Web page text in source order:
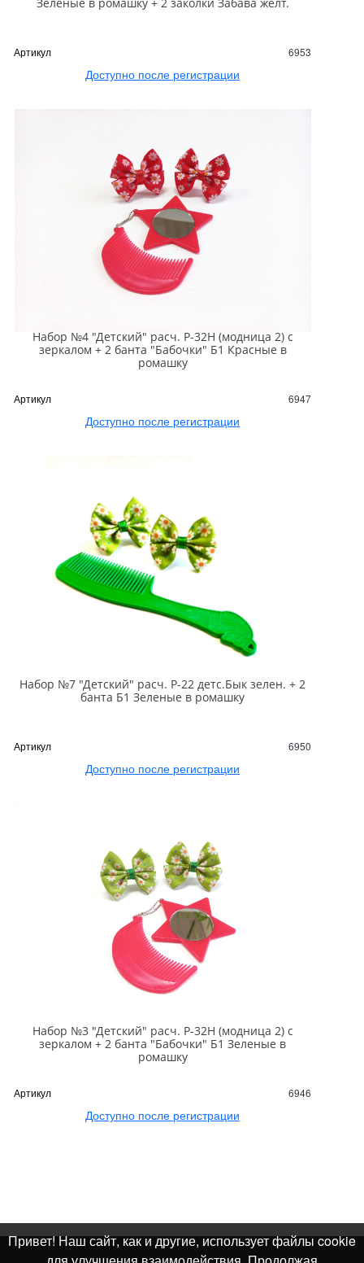
Артикул 6953
Доступно после регистрации
Набор №4 "Детский" расч. Р-32Н (модница 2) с
зеркалом + 2 банта "Бабочки" Б1 Красные в
ромашку
Артикул 6947
Доступно после регистрации
Набор №7 "Детский" расч. Р-22 детс.Бык зелен. + 2
банта Б1 Зеленые в ромашку
Артикул 6950
Доступно после регистрации
Набор №3 "Детский" расч. Р-32Н (модница 2) с
зеркалом + 2 банта "Бабочки" Б1 Зеленые в
ромашку
Артикул 6946
Доступно после регистрации
Привет! Наш сайт, как и другие, использует файлы cookie